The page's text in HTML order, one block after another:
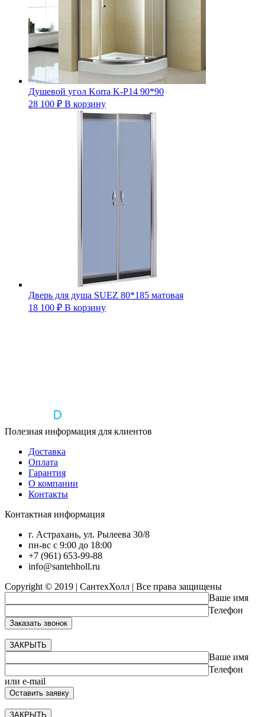
Душевой угол Korra K-P14 90*90
28 100 ₽ В корзину
Дверь для душа SUEZ 80*185 матовая
18 100 ₽ В корзину
Полезная информация для клиентов
Доставка
Оплата
Гарантия
О компании
Контакты
Контактная информация
г. Астрахань, ул. Рылеева 30/8
пн-вс с 9:00 до 18:00
+7 (961) 653-99-88
info@santehholl.ru
Copyright © 2019 | СантехХолл | Все права защищены
Ваше имя
Телефон
ЗАКРЫТЬ
Ваше имя
Телефон
или e-mail
ЗАКРЫТЬ